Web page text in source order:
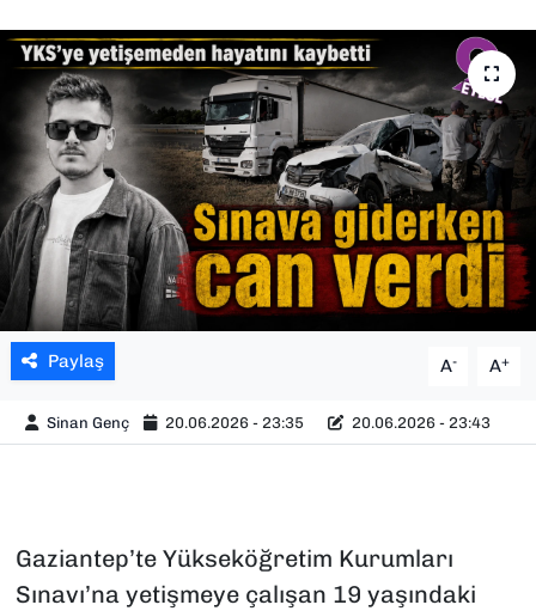
Paylaş A- A+
Sinan Genç 20.06.2026 - 23:35 20.06.2026 - 23:43
Gaziantep’te Yükseköğretim Kurumları
Sınavı’na yetişmeye çalışan 19 yaşındaki
TEKNOLOJİ
YAŞAM
YEREL YÖNETİMLER